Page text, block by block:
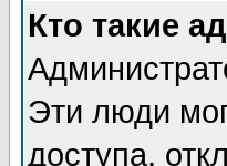
Кто такие
Эти люди
доступа,